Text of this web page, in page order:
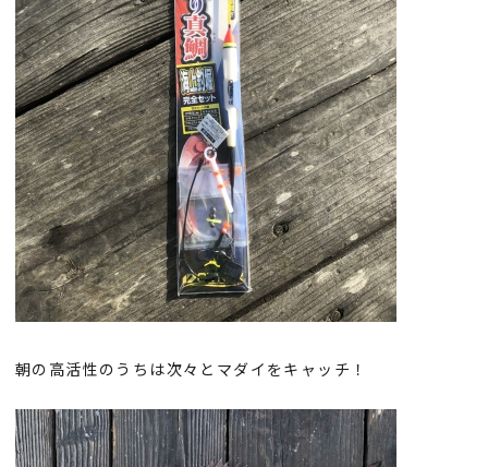
朝の高活性のうちは次々とマダイをキャッチ！